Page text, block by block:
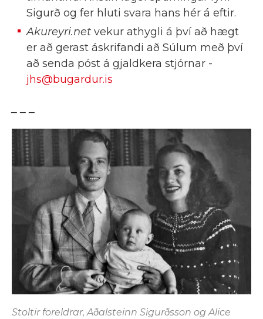
Sigurð og fer hluti svara hans hér á eftir.
Akureyri.net vekur athygli á því að hægt
er að gerast áskrifandi að Súlum með því
að senda póst á gjaldkera stjórnar -
jhs@bugardur.is
Stoltir foreldrar, Aðalsteinn Sigurðsson og Alice